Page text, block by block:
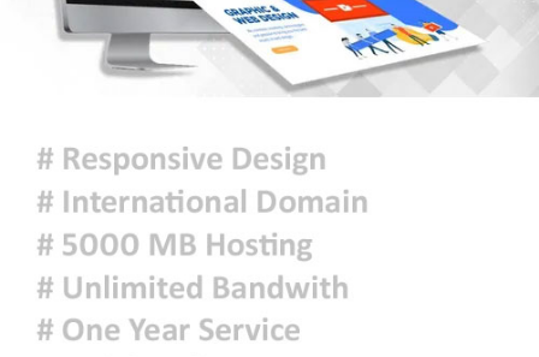
ঢাকা সহ ৭ অঞ্চলে দমকা বা ঝড়ো
হাওয়াসহ বৃষ্টি কিংবা বজ্রসহ বৃষ্টি হতে
আজকের রাশিফল
হাসিনাকে বক্তব্যের সুযোগ দিয়ে জুলাই
শহীদদের অসম্মান করেছে ভারত: রিজভী